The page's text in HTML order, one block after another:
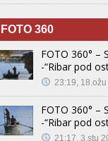
FOTO 360
FOTO 360° –
-“Ribar pod
23:19,
FOTO 360° –
-“Ribar pod
21:17, 3.stu